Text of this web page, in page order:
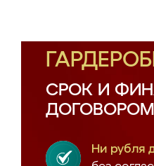
СРОК И
ДОГОВОРОМ
Ни рубля